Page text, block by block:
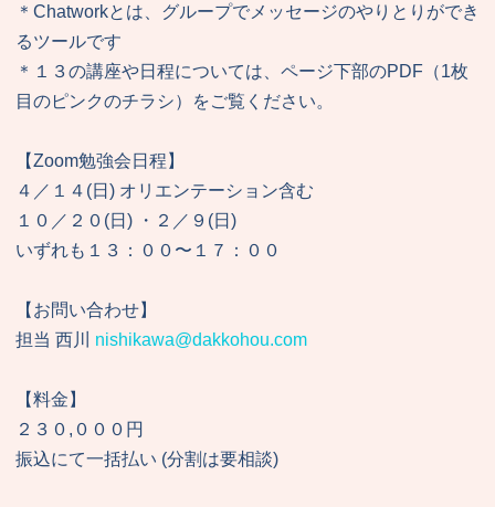
＊Chatworkとは、グループでメッセージのやりとりができ
るツールです
＊１３の講座や日程については、ページ下部のPDF（1枚
目のピンクのチラシ）をご覧ください。
【Zoom勉強会日程】
４／１４(日) オリエンテーション含む
１０／２０(日) ・２／９(日)
いずれも１３：００〜１７：００
【お問い合わせ】
担当 西川 nishikawa@dakkohou.com
【料金】
２３０,０００円
振込にて一括払い (分割は要相談)